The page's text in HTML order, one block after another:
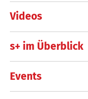
Videos
s+ im Überblick
Events